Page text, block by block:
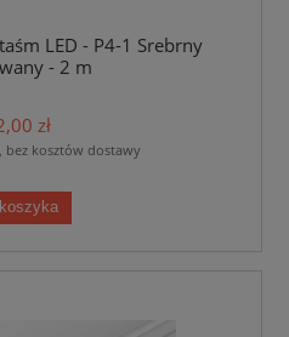
LED - P4-1 Srebrny
- 2 m
zł
bez kosztów dostawy